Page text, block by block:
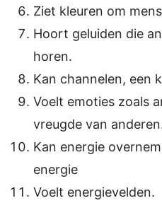
Ziet kleuren om
Hoort geluiden die
horen.
Kan channelen, een
Voelt emoties zoals
vreugde van
Kan energie
energie
Voelt energievelden.